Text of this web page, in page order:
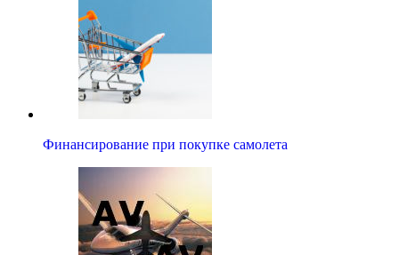
Финансирование при покупке самолета